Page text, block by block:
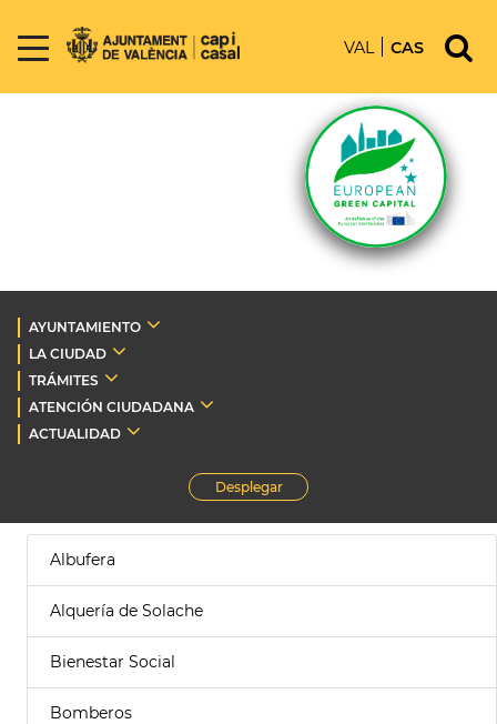
VAL CAS
AYUNTAMIENTO
LA CIUDAD
TRÁMITES
ATENCIÓN CIUDADANA
ACTUALIDAD
Desplegar
Albufera
Alquería de Solache
Bienestar Social
Bomberos